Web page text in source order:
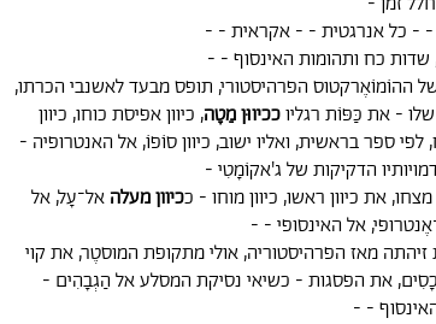
- - כל אנרגטית - - אקראית - -
שדות כח ותהומות האינסוף - -
ההוֹמוֹאֶרקטוס הפרהיסטורי, תופס מבעד לאשנבי הכרתו,
- את כַּפּוֹת רגליוככיווּן מַטָה, כיוון אפיסת כוחו, כיוון
ספר בראשית, ואליו ישוב, כיוון סוֹפוֹ, אל האנטרופיה -
הדקיקות של ג'אקוֹמָטִי -
מצחו, את כיוון ראשו, כיוון מוחו - ככיוון מעלהאל־עָל, אל
אל האינסופי - -
זיהתה מאז הפרהיסטוריה, אולי מתקופת המוסטֶר, את קוי
את הפסגות - כשיאי נסיקת המסלע אל הַגְבָהִים -
- -